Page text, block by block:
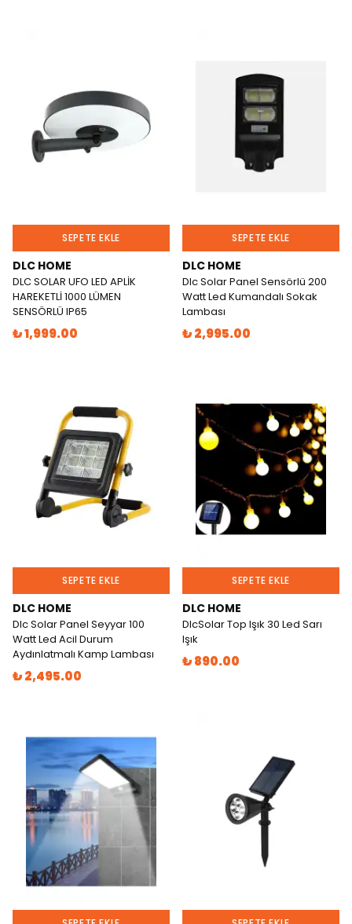
SEPETE EKLE
DLC HOME
DLC SOLAR UFO LED APLİK
HAREKETLİ 1000 LÜMEN
SENSÖRLÜ IP65
₺ 1,999.00
SEPETE EKLE
DLC HOME
Dlc Solar Panel Sensörlü 200
Watt Led Kumandalı Sokak
Lambası
₺ 2,995.00
SEPETE EKLE
DLC HOME
Dlc Solar Panel Seyyar 100
Watt Led Acil Durum
Aydınlatmalı Kamp Lambası
₺ 2,495.00
SEPETE EKLE
DLC HOME
DlcSolar Top Işık 30 Led Sarı
Işık
₺ 890.00